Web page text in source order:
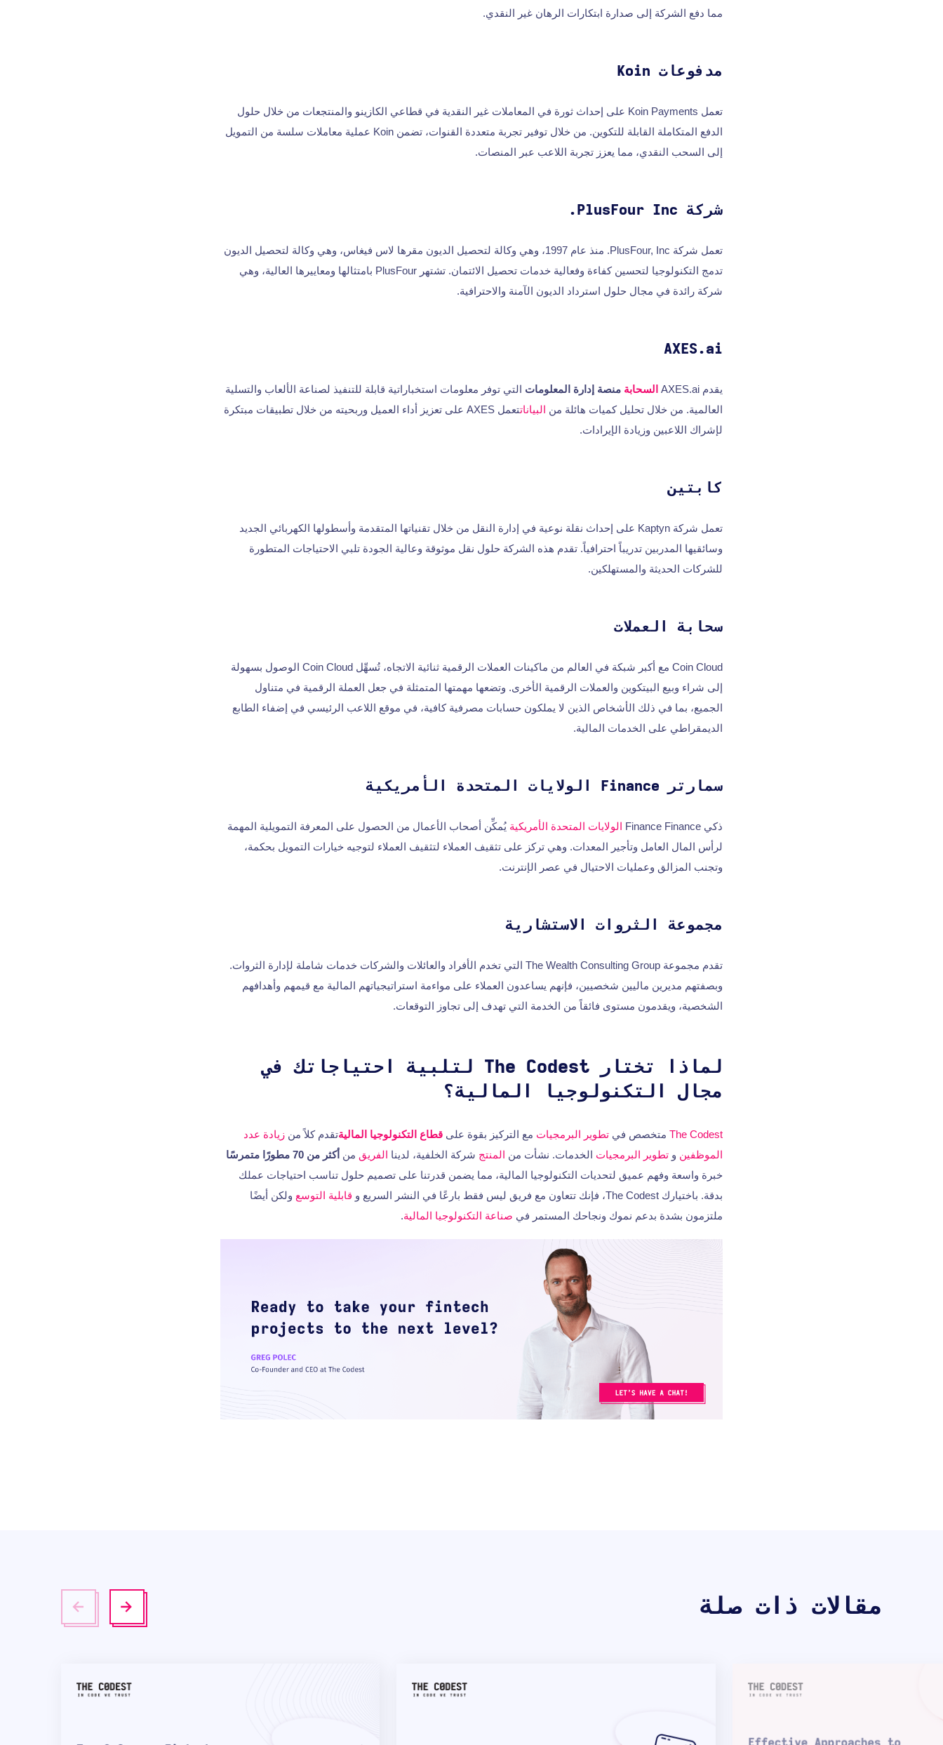
مما دفع الشركة إلى صدارة ابتكارات الرهان غير النقدي.
مدفوعات Koin
تعمل Koin Payments على إحداث ثورة في المعاملات غير النقدية في قطاعي الكازينو والمنتجعات من خلال حلول
الدفع المتكاملة القابلة للتكوين. من خلال توفير تجربة متعددة القنوات، تضمن Koin عملية معاملات سلسة من التمويل
إلى السحب النقدي، مما يعزز تجربة اللاعب عبر المنصات.
شركة PlusFour Inc.
تعمل شركة PlusFour, Inc. منذ عام 1997، وهي وكالة لتحصيل الديون مقرها لاس فيغاس، وهي وكالة لتحصيل الديون
تدمج التكنولوجيا لتحسين كفاءة وفعالية خدمات تحصيل الائتمان. تشتهر PlusFour بامتثالها ومعاييرها العالية، وهي
شركة رائدة في مجال حلول استرداد الديون الآمنة والاحترافية.
AXES.ai
يقدم AXES.ai السحابة منصة إدارة المعلومات التي توفر معلومات استخباراتية قابلة للتنفيذ لصناعة الألعاب والتسلية
العالمية. من خلال تحليل كميات هائلة من البيانات
تعمل AXES على تعزيز أداء العميل وربحيته من خلال تطبيقات مبتكرة
لإشراك اللاعبين وزيادة الإيرادات.
كابتين
تعمل شركة Kaptyn على إحداث نقلة نوعية في إدارة النقل من خلال تقنياتها المتقدمة وأسطولها الكهربائي الجديد
وسائقيها المدربين تدريباً احترافياً. تقدم هذه الشركة حلول نقل موثوقة وعالية الجودة تلبي الاحتياجات المتطورة
للشركات الحديثة والمستهلكين.
سحابة العملات
Coin Cloud مع أكبر شبكة في العالم من ماكينات العملات الرقمية ثنائية الاتجاه، تُسهِّل Coin Cloud الوصول بسهولة
إلى شراء وبيع البيتكوين والعملات الرقمية الأخرى. وتضعها مهمتها المتمثلة في جعل العملة الرقمية في متناول
الجميع، بما في ذلك الأشخاص الذين لا يملكون حسابات مصرفية كافية، في موقع اللاعب الرئيسي في إضفاء الطابع
الديمقراطي على الخدمات المالية.
سمارتر Finance الولايات المتحدة الأمريكية
ذكي Finance Finance الولايات المتحدة الأمريكية يُمكِّن أصحاب الأعمال من الحصول على المعرفة التمويلية المهمة
لرأس المال العامل وتأجير المعدات. وهي تركز على تثقيف العملاء لتثقيف العملاء لتوجيه خيارات التمويل بحكمة،
وتجنب المزالق وعمليات الاحتيال في عصر الإنترنت.
مجموعة الثروات الاستشارية
تقدم مجموعة The Wealth Consulting Group التي تخدم الأفراد والعائلات والشركات خدمات شاملة لإدارة الثروات.
وبصفتهم مديرين ماليين شخصيين، فإنهم يساعدون العملاء على مواءمة استراتيجياتهم المالية مع قيمهم وأهدافهم
الشخصية، ويقدمون مستوى فائقاً من الخدمة التي تهدف إلى تجاوز التوقعات.
لماذا تختار The Codest لتلبية احتياجاتك في
مجال التكنولوجيا المالية؟
The Codestمتخصص في تطوير البرمجيات مع التركيز بقوة على قطاع التكنولوجيا الماليةتقدم كلاً من زيادة عدد
الموظفين و تطوير البرمجيات الخدمات. نشأت من المنتج شركة الخلفية، لدينا الفريق من أكثر من 70 مطورًا متمرسًا
خبرة واسعة وفهم عميق لتحديات التكنولوجيا المالية، مما يضمن قدرتنا على تصميم حلول تناسب احتياجات عملك
بدقة. باختيارك The Codest، فإنك تتعاون مع فريق ليس فقط بارعًا في النشر السريع و
قابلية التوسع ولكن أيضًا
ملتزمون بشدة بدعم نموك ونجاحك المستمر في صناعة التكنولوجيا المالية.
مقالات ذات صلة